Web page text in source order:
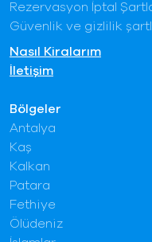
Bölgeler
Antalya
Kaş
Kalkan
Patara
Fethiye
Ölüdeniz
Rezervasyon İptal
Güvenlik ve gizlilik
Nasıl Kiralarım
İletişim